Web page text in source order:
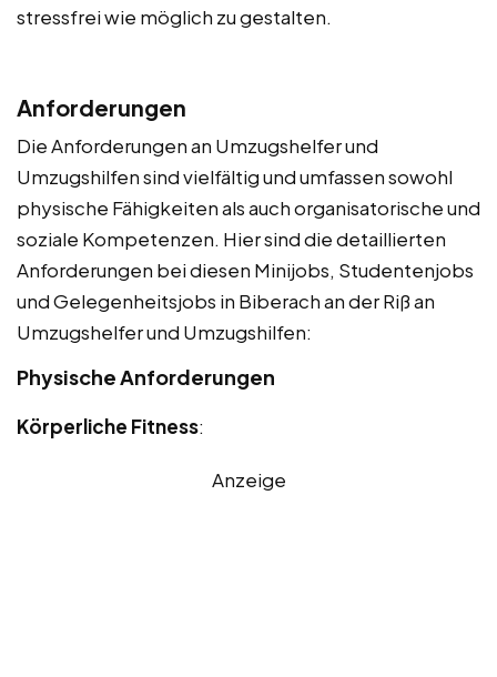
stressfrei wie möglich zu gestalten.
Anforderungen
Die Anforderungen an Umzugshelfer und
Umzugshilfen sind vielfältig und umfassen sowohl
physische Fähigkeiten als auch organisatorische und
soziale Kompetenzen. Hier sind die detaillierten
Anforderungen bei diesen Minijobs, Studentenjobs
und Gelegenheitsjobs in Biberach an der Riß an
Umzugshelfer und Umzugshilfen:
Physische Anforderungen
Körperliche Fitness:
Anzeige